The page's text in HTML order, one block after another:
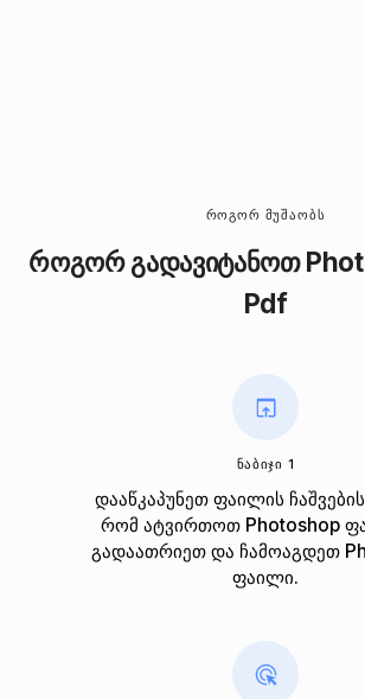
ᲠᲝᲒᲝᲠ ᲛᲣᲨᲐᲝᲑᲡ
როგორ გადავიტანოთ
Pdf
ᲜᲐᲑᲘᲯᲘ 1
დააწკაპუნეთ ფაილის
რომ ატვირთოთ Photoshop
გადაათრიეთ და ჩამოაგდეთ
ფაილი.